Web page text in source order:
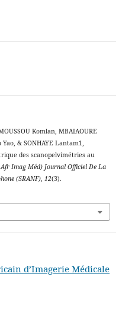
Komlan, MBAIAOURE
& SONHAYE Lantam1,
des scanopelvimétries au
Imag Méd) Journal Officiel De La
(SRANF), 12(3).
d’Imagerie Médicale